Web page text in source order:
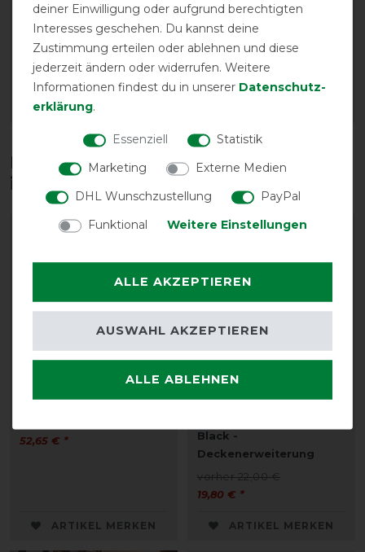
QHP Brusterweiterung
Quick Release 150g
11,65 € *
ARTIKEL MERKEN
QHP Brusterweiterung
Classic 150g
Diese Produkte könnten dich auch
interessieren
LeMieux Anti-Rub Bib
52,65 € *
ARTIKEL MERKEN
Bucas Chest Extender
Black -
Deckenerweiterung
vorher 22,00 €
19,80 € *
ARTIKEL MERKEN
deiner Einwilligung oder aufgrund berechtigten
Interesses geschehen. Du kannst deine
Zustimmung erteilen oder ablehnen und diese
jederzeit ändern oder widerrufen. Weitere
Informationen findest du in unserer Daten­schutz­
erklärung.
Essenziell
Statistik
Marketing
Externe Medien
DHL Wunschzustellung
PayPal
Funktional
Weitere Einstellungen
ALLE AKZEPTIEREN
ALLE ABLEHNEN
AUSWAHL AKZEPTIEREN